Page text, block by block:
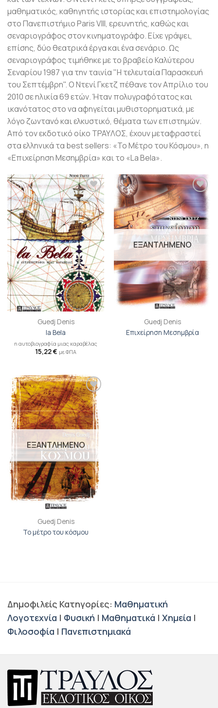
μαθηματικός, καθηγητής ιστορίας και επιστημολογίας
στο Πανεπιστήμιο Paris VIII, ερευνητής, καθώς και
σεναριογράφος στον κινηματογράφο. Είχε γράψει,
επίσης, δύο θεατρικά έργα και ένα σενάριο. Ως
σεναριογράφος τιμήθηκε με το βραβείο Καλύτερου
Σεναρίου 1987 για την ταινία "Η τελευταία Παρασκευή
του Σεπτέμβρη". Ο Ντενί Γκετζ πέθανε τον Απρίλιο του
2010 σε ηλικία 69 ετών. Ήταν πολυγραφότατος και
ικανότατος στο να αφηγείται μυθιστορηματικά, με
λόγο ζωντανό και ελκυστικό, θέματα των επιστημών.
Aπό τον εκδοτικό οίκο ΤPAYΛOΣ, έχουν μεταφραστεί
στα ελληνικά τα best sellers: «Το Μέτρο του Κόσμου», η
«Eπιχείρηση Mεσημβρία» και το «La Bela».
Προσθήκη
βιβλίου
στη λίστα
επιθυμιών
Guedj Denis
la Bela
η αυτοβιογραφία μιας καραβέλας
15,22€ με ΦΠΑ
Προσθήκη
βιβλίου
στη λίστα
επιθυμιών
ΕΞΑΝΤΛΗΜΕΝΟ
Guedj Denis
Επιχείρηση Μεσημβρία
Προσθήκη
βιβλίου
στη λίστα
επιθυμιών
ΕΞΑΝΤΛΗΜΕΝΟ
Guedj Denis
Το μέτρο του κόσμου
Δημοφιλείς Κατηγορίες: Μαθηματική
Λογοτεχνία | Φυσική | Μαθηματικά | Χημεία |
Φιλοσοφία | Πανεπιστημιακά